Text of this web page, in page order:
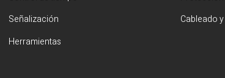
Señalización
Cableado
Herramientas